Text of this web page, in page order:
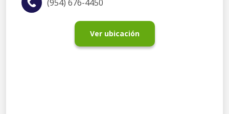
(954) 676-4450
Ver ubicación